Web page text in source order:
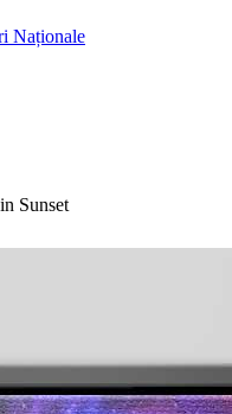
Naționale
Sunset